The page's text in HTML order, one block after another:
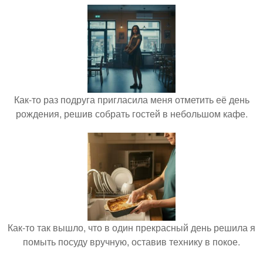
Как-то раз подруга пригласила меня отметить её день
рождения, решив собрать гостей в небольшом кафе.
Как-то так вышло, что в один прекрасный день решила я
помыть посуду вручную, оставив технику в покое.